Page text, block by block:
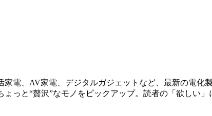
電、AV家電、デジタルガジェットなど、最新の電化
っと“贅沢”なモノをピックアップ。読者の「欲しい